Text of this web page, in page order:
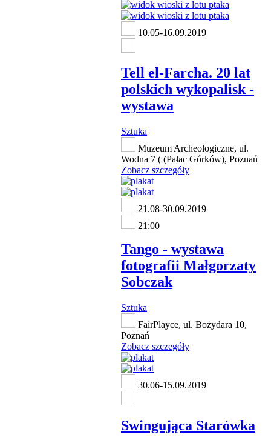
10.05-16.09.2019
Tell el-Farcha. 20 lat
polskich wykopalisk -
wystawa
Sztuka
Muzeum Archeologiczne, ul.
Wodna 7 ( (Pałac Górków), Poznań
Zobacz szczegóły
21.08-30.09.2019
21:00
Tango - wystawa
fotografii Małgorzaty
Sobczak
Sztuka
FairPlayce, ul. Bożydara 10,
Poznań
Zobacz szczegóły
30.06-15.09.2019
Swingująca Starówka